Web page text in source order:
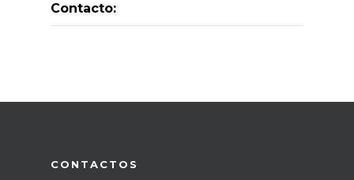
Contacto:
CONTACTOS